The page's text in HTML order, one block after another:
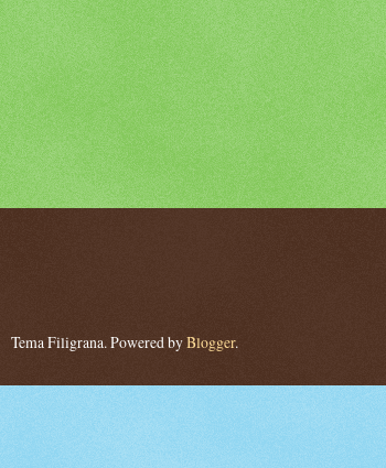
Tema Filigrana. Powered byBlogger.